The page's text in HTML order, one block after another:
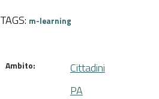
TAGS: m-learning
Ambito:
Cittadini
PA